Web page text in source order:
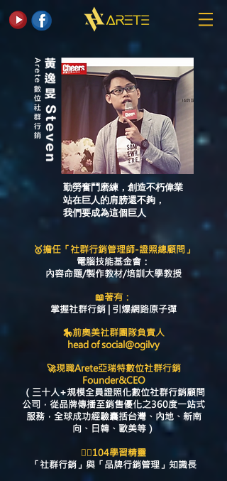
勤勞奮鬥磨練，創造不朽偉業
站在巨人的肩膀還不夠，
我們要成為這個巨人
🥇擔任「社群行銷管理師-證照總顧問」
電腦技能基金會：
內容命題/製作教材/培訓大學教授
📖著有：
掌握社群行銷 | 引爆網路原子彈
🎠前奧美社群團隊負責人
head of social@ogilvy
🚀現職Arete亞瑞特數位社群行銷
Founder&CEO
（三十人+規模全員證照化數位社群行銷顧問
公司，從品牌傳播至銷售優化之360度一站式
服務， 全球成功經驗囊括台灣、內地、新南
向、日韓、歐美等）
🤹‍♂️104學習精靈
「社群行銷」與「品牌行銷管理」知識長